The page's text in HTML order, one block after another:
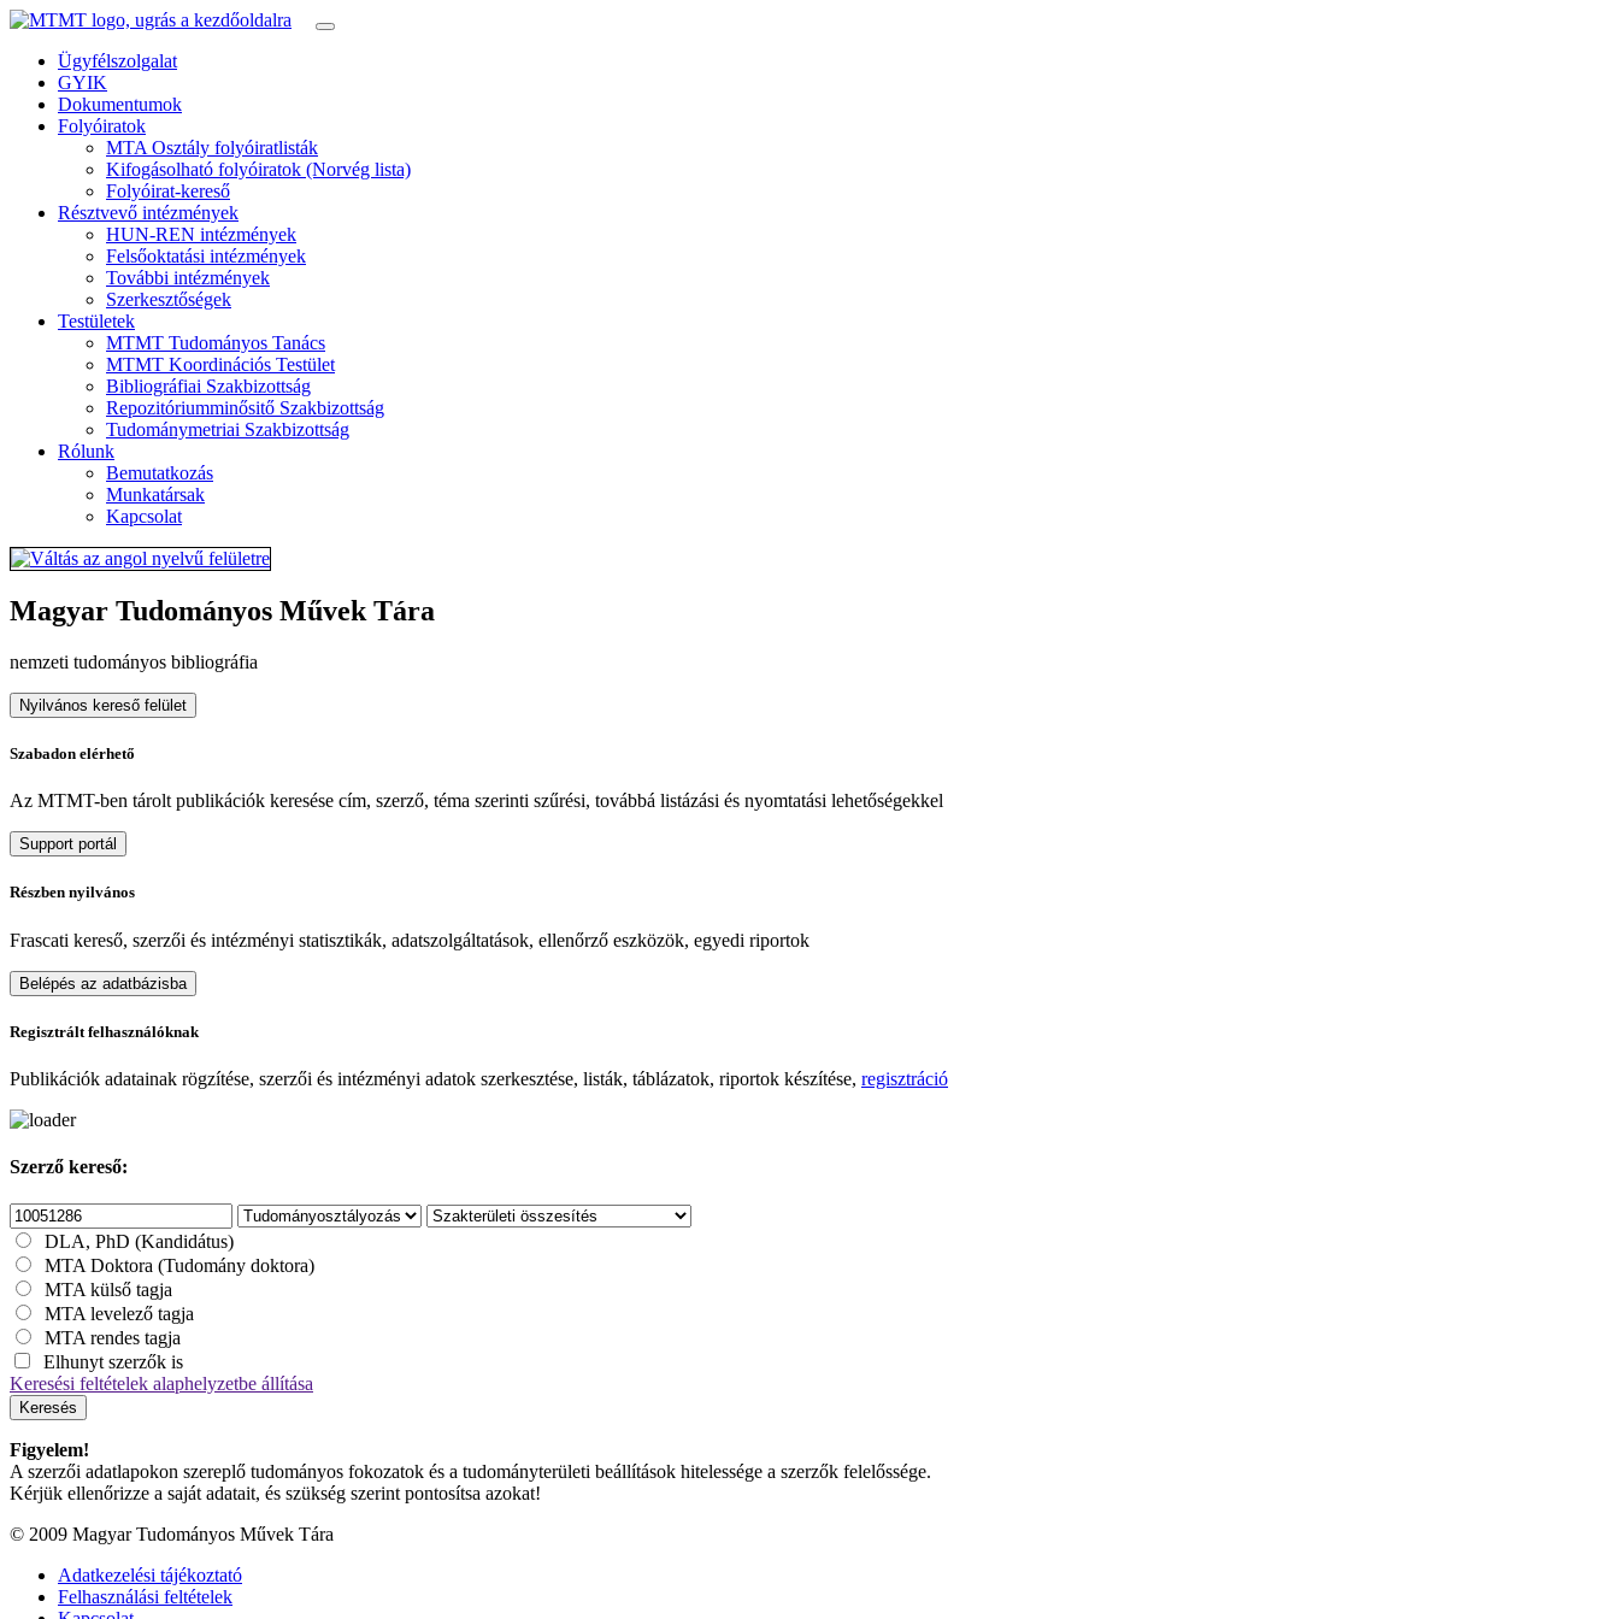
Ügyfélszolgalat
GYIK
Dokumentumok
Folyóiratok
MTA Osztály folyóiratlisták
Kifogásolható folyóiratok (Norvég lista)
Folyóirat-kereső
Résztvevő intézmények
HUN-REN intézmények
Felsőoktatási intézmények
További intézmények
Szerkesztőségek
Testületek
MTMT Tudományos Tanács
MTMT Koordinációs Testület
Bibliográfiai Szakbizottság
Repozitóriumminősitő Szakbizottság
Tudománymetriai Szakbizottság
Rólunk
Bemutatkozás
Munkatársak
Kapcsolat
Magyar Tudományos Művek Tára
nemzeti tudományos bibliográfia
Nyilvános kereső felület
Szabadon elérhető
Az MTMT-ben tárolt publikációk keresése cím, szerző, téma szerinti szűrési, továbbá listázási és nyomtatási lehetőségekkel
Support portál
Részben nyilvános
Frascati kereső, szerzői és intézményi statisztikák, adatszolgáltatások, ellenőrző eszközök, egyedi riportok
Belépés az adatbázisba
Regisztrált felhasználóknak
Publikációk adatainak rögzítése, szerzői és intézményi adatok szerkesztése, listák, táblázatok, riportok készítése, regisztráció
Szerző kereső:
DLA, PhD (Kandidátus)
MTA Doktora (Tudomány doktora)
MTA külső tagja
MTA levelező tagja
MTA rendes tagja
Elhunyt szerzők is
Keresési feltételek alaphelyzetbe állítása
Keresés
Figyelem!
A szerzői adatlapokon szereplő tudományos fokozatok és a tudományterületi beállítások hitelessége a szerzők felelőssége.
Kérjük ellenőrizze a saját adatait, és szükség szerint pontosítsa azokat!
© 2009 Magyar Tudományos Művek Tára
Adatkezelési tájékoztató
Felhasználási feltételek